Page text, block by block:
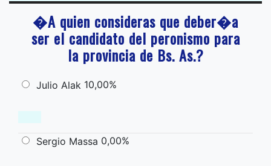
�A quien consideras que deber�a
ser el candidato del peronismo para
la provincia de Bs. As.?
Julio Alak 10,00%
Sergio Massa 0,00%